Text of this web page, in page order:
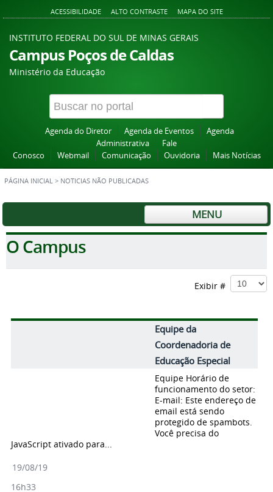
ACESSIBILIDADE ALTO CONTRASTE MAPA DO SITE
INSTITUTO FEDERAL DO SUL DE MINAS GERAIS
Campus Poços de Caldas
Ministério da Educação
Agenda do Diretor Agenda de Eventos
Agenda
Administrativa
Fale
Conosco
Webmail Comunicação Ouvidoria Mais Notícias
PÁGINA INICIAL > NOTICIAS NÃO PUBLICADAS
MENU
O Campus
Exibir #
Equipe da
Coordenadoria de
Educação Especial
Equipe Horário de
funcionamento do setor:
E-mail: Este endereço de
email está sendo
protegido de spambots.
Você precisa do
JavaScript ativado para...
19/08/19
16h33